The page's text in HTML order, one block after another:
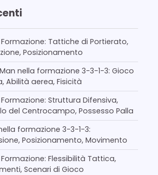
Tattiche di Portierato,
Posizionamento
nella formazione 3-3-1-3: Gioco
Abilità aerea, Fisicità
Struttura Difensiva,
del Centrocampo, Possesso Palla
formazione 3-3-1-3:
Posizionamento, Movimento
Flessibilità Tattica,
Scenari di Gioco